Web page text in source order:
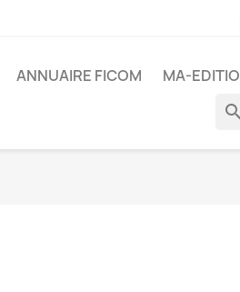
ANNUAIRE FICOM MA-
search